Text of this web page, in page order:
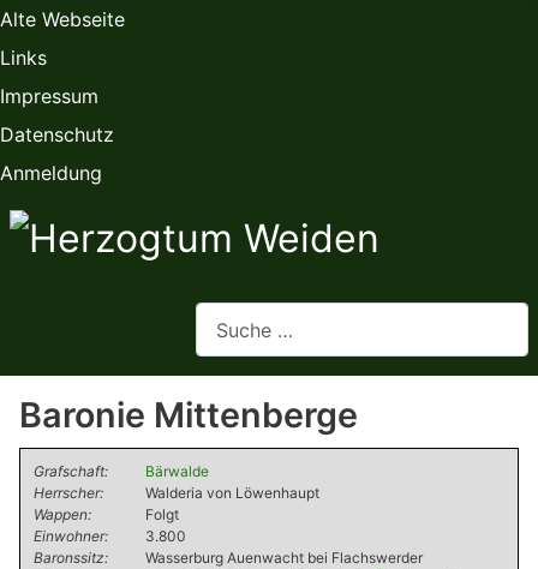
Alte Webseite
Links
Impressum
Datenschutz
Anmeldung
Baronie Mittenberge
Grafschaft:
Bärwalde
Herrscher:
Walderia von Löwenhaupt
Wappen:
Folgt
Einwohner:
3.800
Baronssitz:
Wasserburg Auenwacht bei Flachswerder